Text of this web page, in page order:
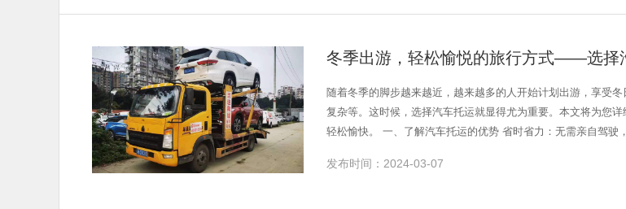
冬季出游，轻松愉悦的旅行方式——选择
随着冬季的脚步越来越近，越来越多的人开始计划出游，享受
复杂等。这时候，选择汽车托运就显得尤为重要。本文将为您
轻松愉快。 一、了解汽车托运的优势 省时省力：无需亲自驾驶，节省时间和精力，让您的旅途更加轻松愉悦。 安全可靠：专业的汽车托运公司具备
缚。 价格合理：相对于自驾出行，汽车托运费用更为合理，且大多包含保险费用，无需额外购买。 二、选择优质的汽车托运公司 查询资质：在选择
发布时间：2024-03-07